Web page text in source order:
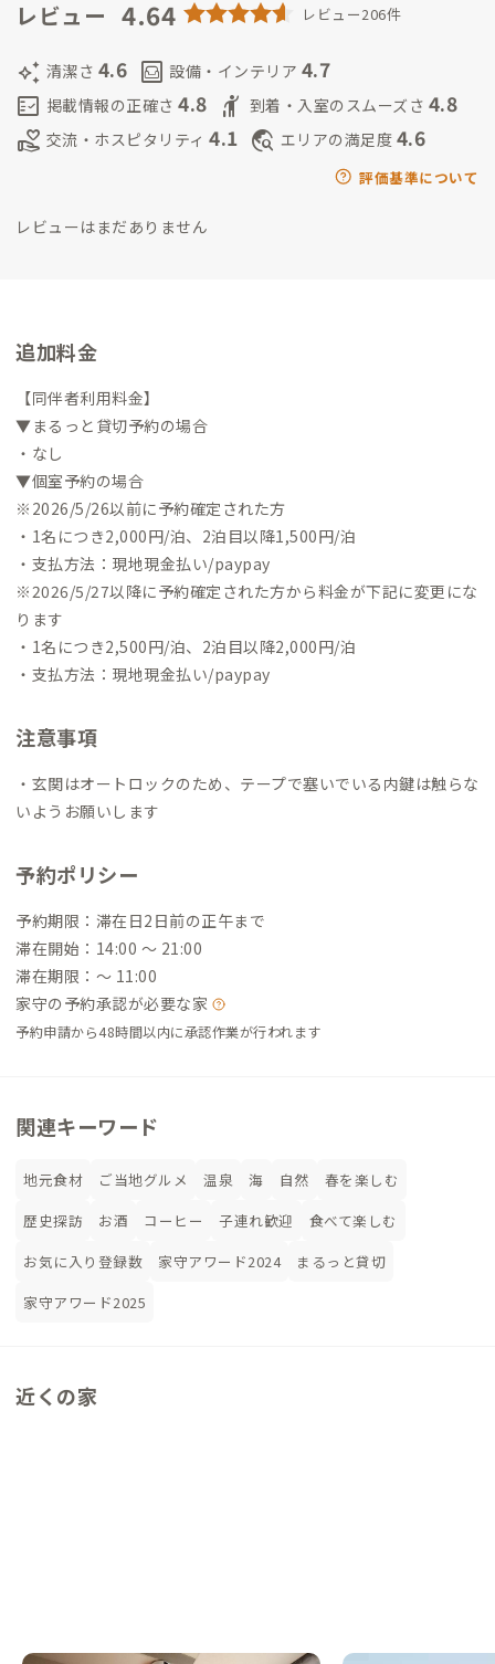
ひ声かけてくださいね！.現在は、空き家活用をしながらフリー
して、地元の人がいいと思えるリアルな淡路島情報をお伝えし、
島のファンを増やして行けたらと思っています。
那さん。たまに娘も登場するかも！？通い家守かつ子育て優先
なので平日昼間しか拠点に居ませんが、みなさまにお会いでき
レビュー 4.64 レビュー206件
auto_awesome 清潔さ 4.6 living 設備・インテリア 4.7
fact_check 掲載情報の正確さ 4.8 hail 到着・入室のスムーズさ 4.8
volunteer_activism 交流・ホスピタリティ 4.1 travel_explore エリアの満足度 4.6
評価基準について
レビューはまだありません
追加料金
【同伴者利用料金】
▼まるっと貸切予約の場合
・なし
▼個室予約の場合
※2026/5/26以前に予約確定された方
・1名につき2,000円/泊、2泊目以降1,500円/泊
・支払方法：現地現金払い/paypay
※2026/5/27以降に予約確定された方から料金が下記に変更にな
ります
・1名につき2,500円/泊、2泊目以降2,000円/泊
・支払方法：現地現金払い/paypay
注意事項
・玄関はオートロックのため、テープで塞いでいる内鍵は触らな
いようお願いします
予約ポリシー
予約期限：滞在日2日前の正午まで
滞在開始：14:00 〜 21:00
滞在期限：〜 11:00
家守の予約承認が必要な家
予約申請から48時間以内に承認作業が行われます
関連キーワード
地元食材 ご当地グルメ 温泉 海 自然
春を楽しむ
歴史探訪
お酒 コーヒー 子連れ歓迎
食べて楽しむ
お気に入り登録数
家守アワード2024
まるっと貸切
家守アワード2025
近くの家